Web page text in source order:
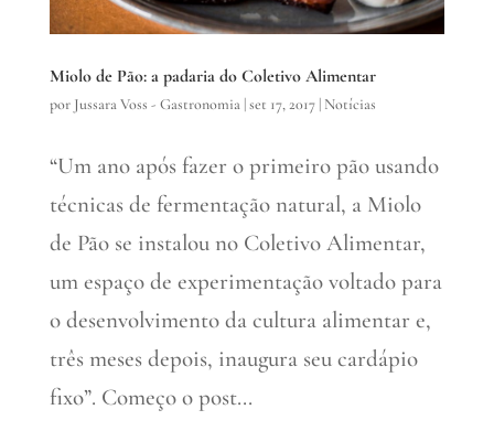
Miolo de Pão: a padaria do Coletivo Alimentar
por Jussara Voss - Gastronomia|set 17, 2017| Notícias
“Um ano após fazer o primeiro pão usando
técnicas de fermentação natural, a Miolo
de Pão se instalou no Coletivo Alimentar,
um espaço de experimentação voltado para
o desenvolvimento da cultura alimentar e,
três meses depois, inaugura seu cardápio
fixo”. Começo o post...